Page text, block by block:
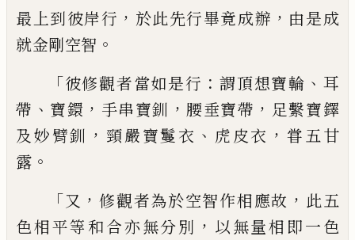
最上到彼岸行 ， 於此先行畢竟成辦 ， 由是成
就金剛空智 。
「彼修觀者當如是行 ：謂頂想寶輪 、 耳
帶 、 寶鐶 ， 手串寶釧 ， 腰垂寶帶 ， 足繫寶鐸
及妙臂釧 ， 頸嚴寶鬘衣 、 虎皮衣 ， 甞五甘
露 。
「又 ，修觀者為於空智作相應故 ， 此五
色相平等和合亦無分別 ， 以無量相即一色